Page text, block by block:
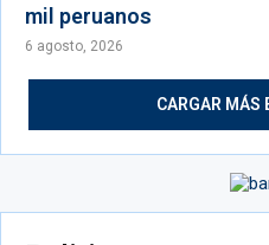
mil peruanos
6 agosto, 2026
CARGAR MÁS